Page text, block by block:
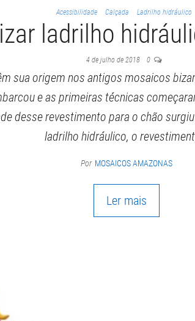
Acessibilidade Calçada Ladrilho hidráulico
ladrilho
4 de julho de 2018 0
sua origem nos antigos mosaicos
e as primeiras técnicas
desse revestimento para o chão
ladrilho hidráulico, o
Por MOSAICOS AMAZONAS
Ler mais